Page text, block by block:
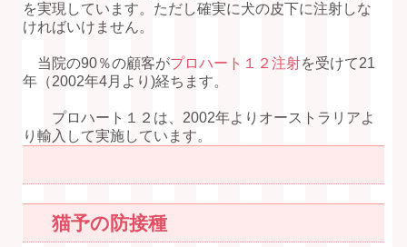
を実現しています。ただし確実に犬の皮下に注射しな
ければいけません。
当院の90％の顧客がプロハート１２注射を受けて21
年（2002年4月より)経ちます。
プロハート１２は、2002年よりオーストラリアよ
り輸入して実施しています。
猫予の防接種